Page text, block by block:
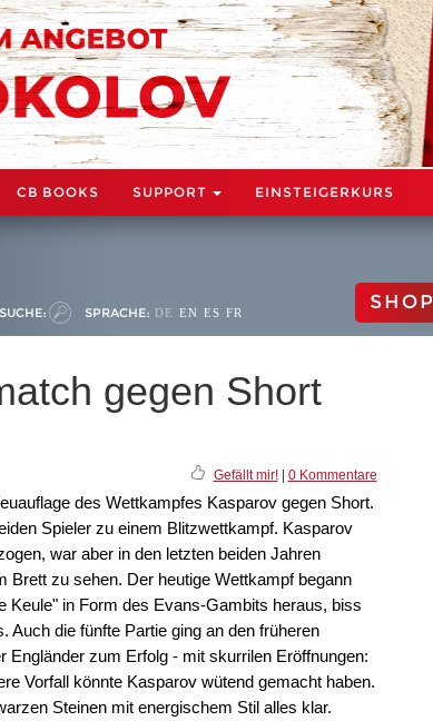
CB BOOKS SUPPORT EINSTEIGERKURS
SUCHE: SPRACHE: DE EN ES FR SHOP
gegen Short
Gefällt mir!| 0 Kommentare
des Wettkampfes Kasparov gegen Short.
Spieler zu einem Blitzwettkampf. Kasparov
war aber in den letzten beiden Jahren
zu sehen. Der heutige Wettkampf begann
Keule" in Form des Evans-Gambits heraus, biss
Auch die fünfte Partie ging an den früheren
zum Erfolg - mit skurrilen Eröffnungen:
Vorfall könnte Kasparov wütend gemacht haben.
Steinen mit energischem Stil alles klar.